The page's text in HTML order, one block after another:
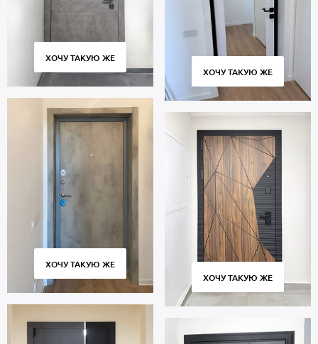
ХОЧУ ТАКУЮ ЖЕ
ХОЧУ ТАКУЮ ЖЕ
ХОЧУ ТАКУЮ ЖЕ
ХОЧУ ТАКУЮ ЖЕ